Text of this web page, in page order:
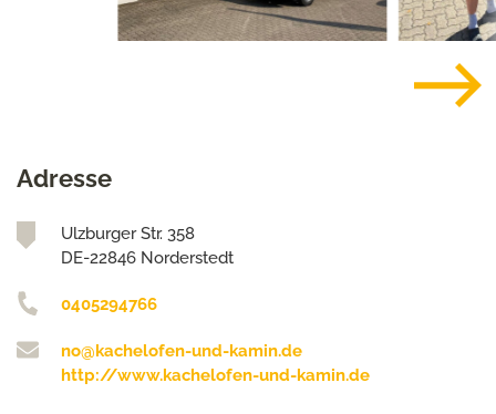
Adresse
Ulzburger Str. 358
DE-22846 Norderstedt
0405294766
no@kachelofen-und-kamin.de
http://www.kachelofen-und-kamin.de